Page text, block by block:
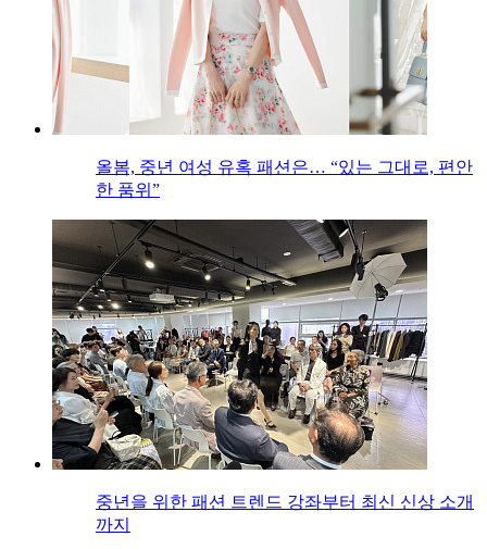
올봄, 중년 여성 유혹 패션은… “있는 그대로, 편안
한 품위”
중년을 위한 패션 트렌드 강좌부터 최신 신상 소개
까지